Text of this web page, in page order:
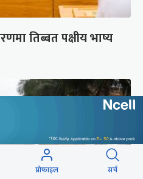
तिब्बत पक्षीय भाष्य
प्रोफाइल सर्च